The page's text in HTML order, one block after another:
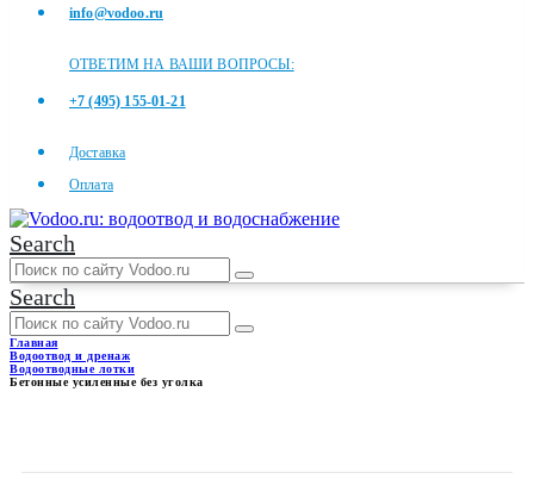
info@vodoo.ru
ОТВЕТИМ НА ВАШИ ВОПРОСЫ:
+7 (495) 155-01-21
Доставка
Оплата
Search
Search
Главная
Водоотвод и дренаж
Водоотводные лотки
Бетонные усиленные без уголка